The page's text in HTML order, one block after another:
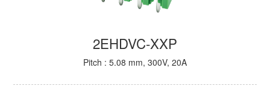
2EHDVC-XXP
Pitch : 5.08 mm, 300V, 20A